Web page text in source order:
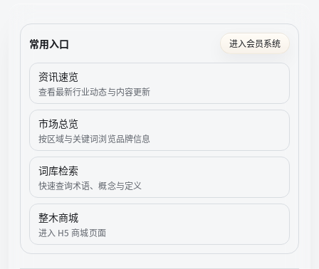
常用入口 进入会员系统
资讯速览
查看最新行业动态与内容更新
市场总览
按区域与关键词浏览品牌信息
词库检索
快速查询术语、概念与定义
整木商城
进入 H5 商城页面